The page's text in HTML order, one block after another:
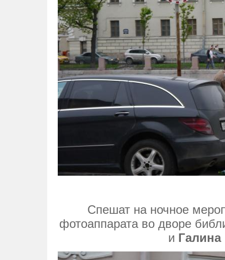
Спешат на ночное
фотоаппарата во дворе
и Галина